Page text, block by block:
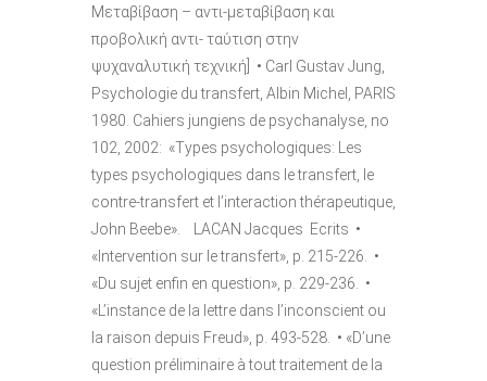
Μεταβίβαση – αντι-μεταβίβαση και
προβολική αντι- ταύτιση στην
ψυχαναλυτική τεχνική] • Carl Gustav Jung,
Psychologie du transfert, Albin Michel, PARIS
1980. Cahiers jungiens de psychanalyse, no
102, 2002: «Types psychologiques: Les
types psychologiques dans le transfert, le
contre-transfert et l’interaction thérapeutique,
John Beebe». LACAN Jacques Ecrits •
«Intervention sur le transfert», p. 215-226. •
«Du sujet enfin en question», p. 229-236. •
«L’instance de la lettre dans l’inconscient ou
la raison depuis Freud», p. 493-528. • «D’une
question préliminaire à tout traitement de la